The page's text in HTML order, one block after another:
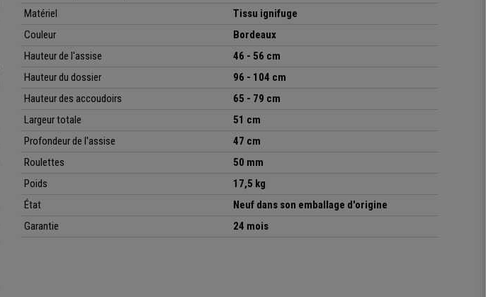
Matériel
Tissu ignifuge
Couleur
Bordeaux
Hauteur de l'assise
46 - 56 cm
Hauteur du dossier
96 - 104 cm
Hauteur des accoudoirs
65 - 79 cm
Largeur totale
51 cm
Profondeur de l'assise
47 cm
Roulettes
50 mm
Poids
17,5 kg
État
Neuf dans son emballage d'origine
Garantie
24 mois